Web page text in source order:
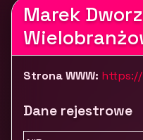
Marek
Strona WWW:
Dane rejestrowe